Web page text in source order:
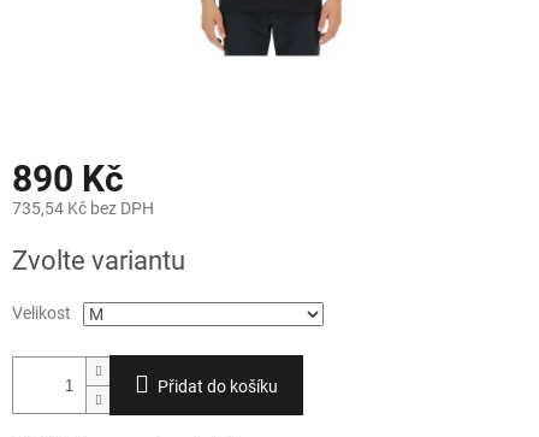
890 Kč
735,54 Kč bez DPH
cena:
Zvolte variantu
Velikost
Přidat do košíku